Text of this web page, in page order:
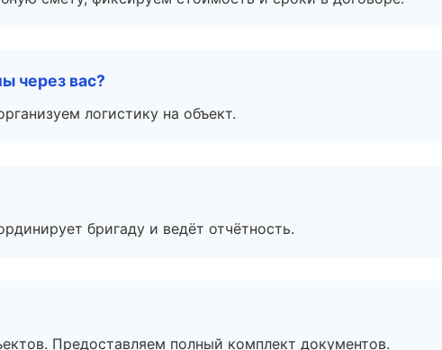
через вас?
логистику на объект.
бригаду и ведёт отчётность.
Предоставляем полный комплект документов.